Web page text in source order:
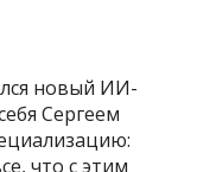
новый ИИ-
Сергеем
что с этим